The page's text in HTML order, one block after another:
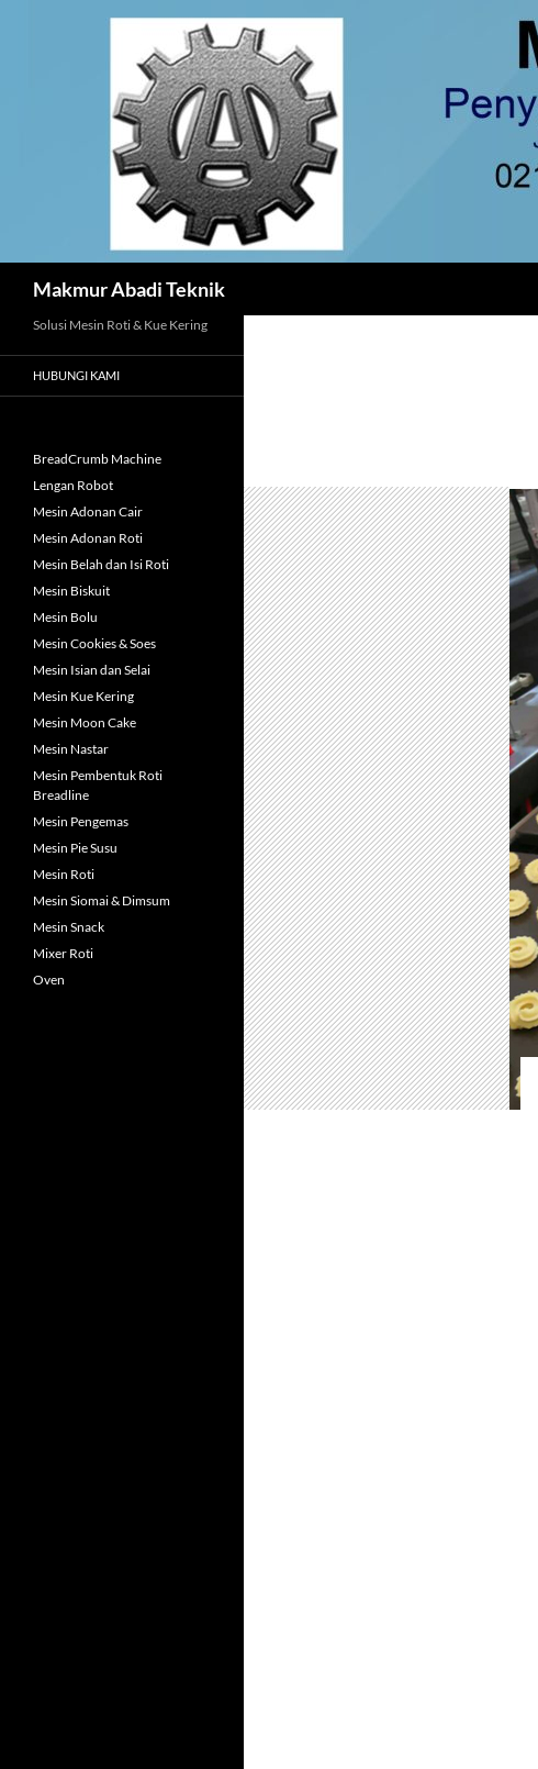
Makmur Abadi Teknik
Solusi Mesin Roti & Kue Kering
HUBUNGI KAMI
BreadCrumb Machine
Lengan Robot
Mesin Adonan Cair
Mesin Adonan Roti
Mesin Belah dan Isi Roti
Mesin Biskuit
Mesin Bolu
Mesin Cookies & Soes
Mesin Isian dan Selai
Mesin Kue Kering
Mesin Moon Cake
Mesin Nastar
Mesin Pembentuk Roti
Breadline
Mesin Pengemas
Mesin Pie Susu
Mesin Roti
Mesin Siomai & Dimsum
Mesin Snack
Mixer Roti
Oven